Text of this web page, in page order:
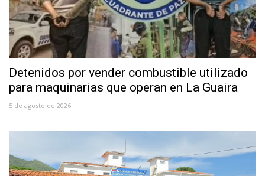
Detenidos por vender combustible utilizado
para maquinarias que operan en La Guaira
5 de agosto de 2026